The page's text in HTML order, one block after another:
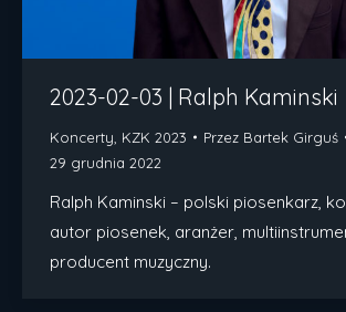
2023-02-03 | Ralph Kaminski
Koncerty KZK 2023 Przez Bartek Girguś
29 grudnia 2022
Ralph Kaminski – polski piosenkarz,
autor piosenek, aranżer,
producent muzyczny.